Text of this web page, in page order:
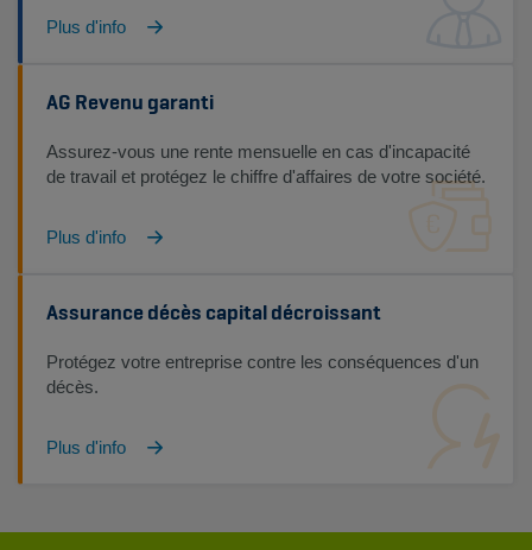
Plus d'info
AG Revenu garanti
Assurez-vous une rente mensuelle en cas d'incapacité
de travail et protégez le chiffre d'affaires de votre société.
Plus d'info
Assurance décès capital décroissant
Protégez votre entreprise contre les conséquences d'un
décès.
Plus d'info